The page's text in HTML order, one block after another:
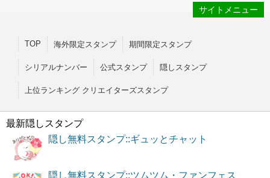
サイトメニュー
TOP 海外限定スタンプ 期間限定スタンプ
シリアルナンバー 公式スタンプ 隠しスタンプ
上位ランキング クリエイターズスタンプ
最新隠しスタンプ
隠し無料スタンプ::ギュッとチャット
隠し無料スタンプ::ツムツム・ファンフェス